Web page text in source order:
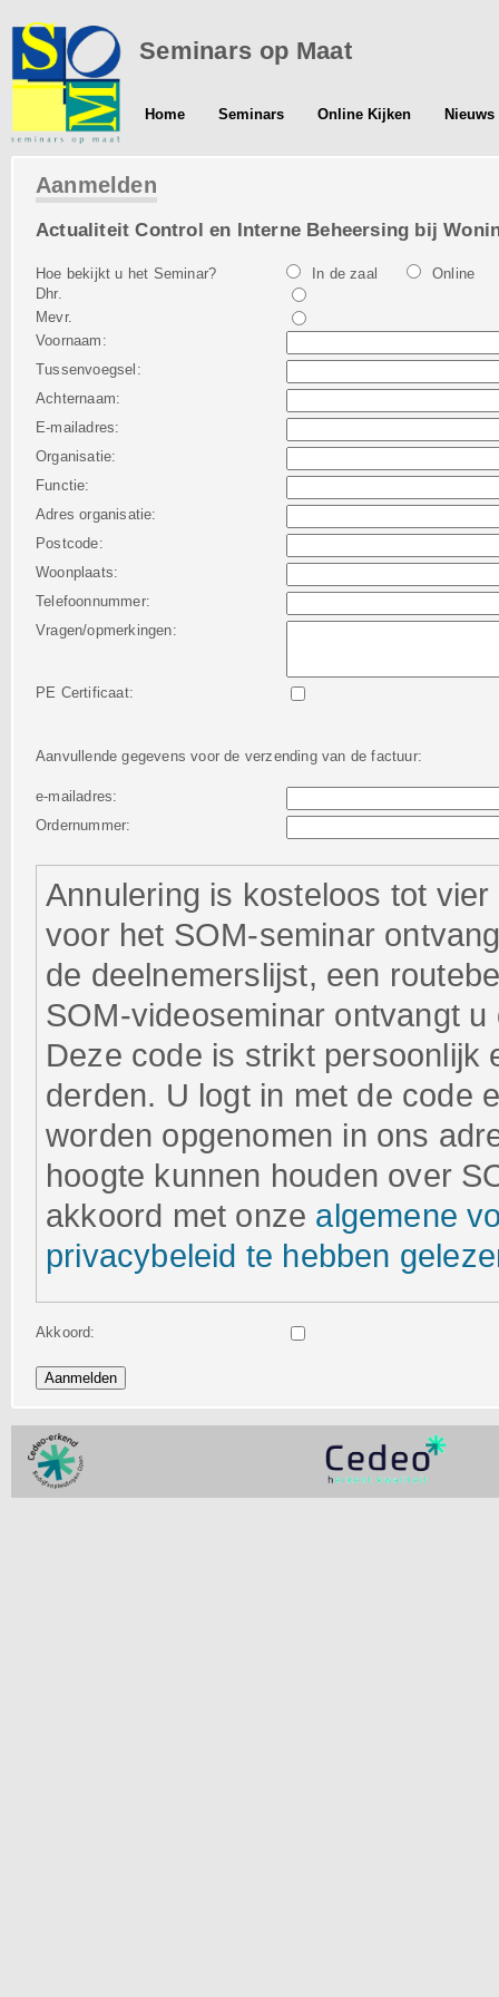
Seminars op Maat
Home Seminars Online Kijken
Aanmelden
Actualiteit Control en Interne Beheersing bij
Hoe bekijkt u het Seminar? In de zaal
Online
Dhr.
Mevr.
Voornaam:
Tussenvoegsel:
Achternaam:
E-mailadres:
Organisatie:
Functie:
Adres organisatie:
Postcode:
Woonplaats:
Telefoonnummer:
Vragen/opmerkingen:
PE Certificaat:
Aanvullende gegevens voor de verzending van de factuur:
e-mailadres:
Ordernummer:
Annulering is kosteloos tot
voor het SOM-seminar
de deelnemerslijst, een
SOM-videoseminar ontvangt
Deze code is strikt persoonlijk
derden. U logt in met de code
worden opgenomen in ons
hoogte kunnen houden over
akkoord met onze algemene
privacybeleid te hebben
Akkoord: